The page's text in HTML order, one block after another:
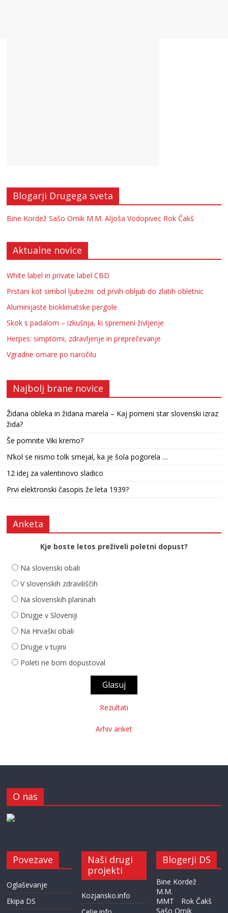
Blogarji Drugega sveta
Bine Kordež Sašo Ornik M.M. Aljoša Vodopivec Rok Čakš
Aktualne novice
White label in private label CBD
Prstani kot simbol ljubezni: od prvih obljub do zlatih obletnic
Aluminijaste bioklimatske pergole
Skok s padalom – izkušnja, ki spremeni življenje
Herpes: simptomi, zdravljenje in preprečevanje
Vgradne omare po naročilu
Najbolj brane novice
Židana obleka in židana marela – Kaj pomeni star slovenski izraz
žida?
Še pomnite Viki kremo?
N’kol se nismo tolk smejal, ka je šola pogorela …
12 idej za valentinovo sladico
Prvi elektronski časopis že leta 1939?
Anketa
Kje boste letos preživeli poletni dopust?
Na slovenski obali
V slovenskih zdraviliščih
Na slovenskih planinah
Drugje v Sloveniji
Na Hrvaški obali
Drugje v tujini
Poleti ne bom dopustoval
Rezultati
Arhiv anket
O nas
Povezave
Oglaševanje
Ekipa DS
Naši drugi
projekti
Kozjansko.info
Blogerji DS
Bine Kordež
M.M.
MMT
Rok Čakš
Sašo Ornik